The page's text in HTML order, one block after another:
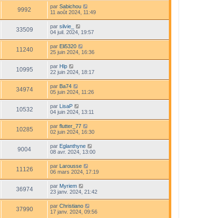
9992 par Sabichou
11 août 2024, 11:49
33509 par silvie_
04 juil. 2024, 19:57
11240 par Eli5320
25 juin 2024, 16:36
10995 par Hlp
22 juin 2024, 18:17
34974 par Ba74
05 juin 2024, 11:26
10532 par LisaP
04 juin 2024, 13:11
10285 par flutter_77
02 juin 2024, 16:30
9004 par Eglanthyne
08 avr. 2024, 13:00
11126 par Larousse
06 mars 2024, 17:19
36974 par Myriem
23 janv. 2024, 21:42
37990 par Christiano
17 janv. 2024, 09:56